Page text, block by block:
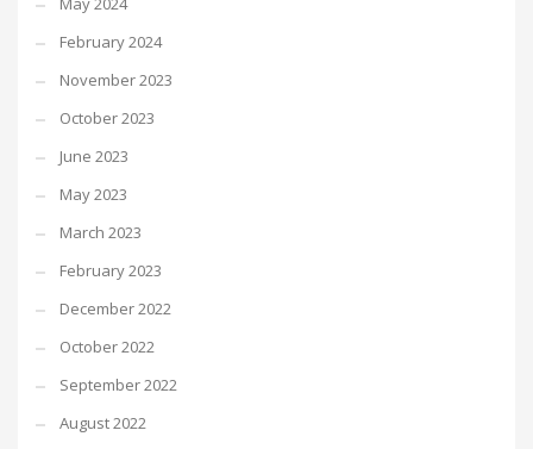
February 2024
November 2023
October 2023
June 2023
May 2023
March 2023
February 2023
December 2022
October 2022
September 2022
August 2022